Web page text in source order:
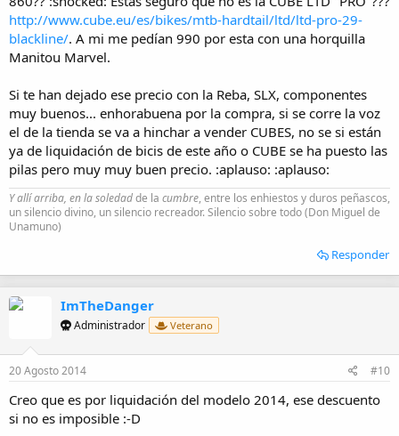
http://www.cube.eu/es/bikes/mtb-hardtail/ltd/ltd-pro-29-
blackline/. A mi me pedían 990 por esta con una horquilla
Manitou Marvel.
Si te han dejado ese precio con la Reba, SLX, componentes
muy buenos... enhorabuena por la compra, si se corre la voz
el de la tienda se va a hinchar a vender CUBES, no se si están
ya de liquidación de bicis de este año o CUBE se ha puesto las
pilas pero muy muy buen precio. :aplauso: :aplauso:
Y allí arriba, en la soledadde la cumbre, entre los enhiestos y duros peñascos,
un silencio divino, un silencio recreador. Silencio sobre todo (Don Miguel de
Unamuno)
Responder
ImTheDanger
Administrador Veterano
20 Agosto 2014 #10
Creo que es por liquidación del modelo 2014, ese descuento
si no es imposible :-D